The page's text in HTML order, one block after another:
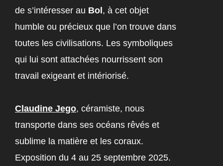
de s’intéresser au Bol , à cet objet
humble ou précieux que l’on trouve dans
toutes les civilisations. Les symboliques
qui lui sont attachées nourrissent son
travail exigeant et intériorisé.
Claudine Jego, céramiste, nous
transporte dans ses océans rêvés et
sublime la matière et les coraux.
Exposition du 4 au 25 septembre 2025.